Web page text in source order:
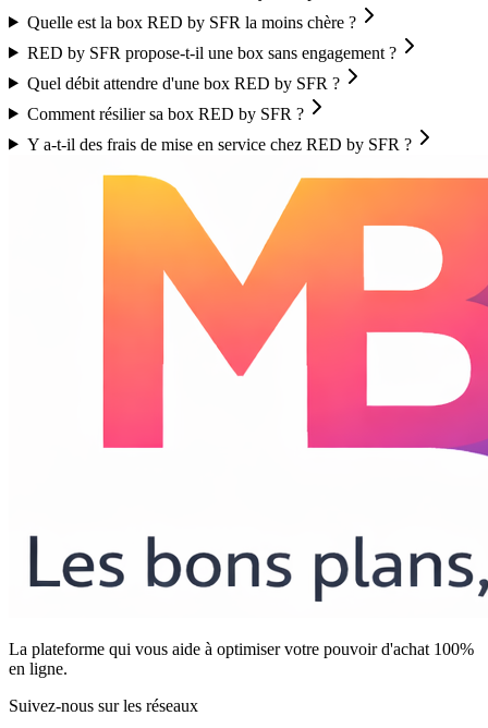
Quelle est la box RED by SFR la moins chère ?
RED by SFR propose-t-il une box sans engagement ?
Quel débit attendre d'une box RED by SFR ?
Comment résilier sa box RED by SFR ?
Y a-t-il des frais de mise en service chez RED by SFR ?
La plateforme qui vous aide à optimiser votre pouvoir d'achat 100%
en ligne.
Suivez-nous sur les réseaux